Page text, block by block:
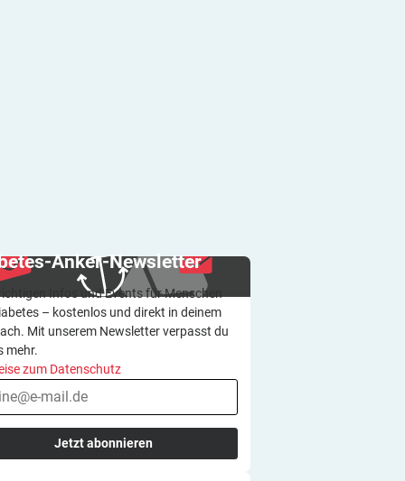
Anker-Newsletter
Infos und Events für Menschen
– kostenlos und direkt in deinem
Mit unserem Newsletter verpasst du
mehr.
zum Datenschutz
Jetzt abonnieren